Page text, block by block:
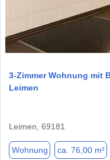
3-Zimmer Wohnung mit
Leimen
Leimen, 69181
Wohnung ca. 76,00 m²